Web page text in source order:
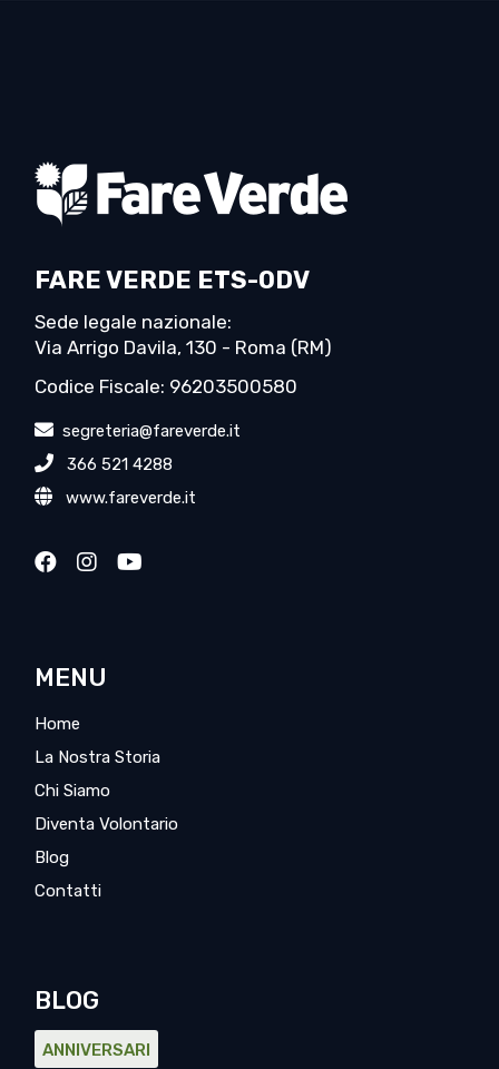
FARE VERDE ETS-ODV
Sede legale nazionale:
Via Arrigo Davila, 130 - Roma (RM)
Codice Fiscale: 96203500580
segreteria@fareverde.it
366 521 4288
www.fareverde.it
MENU
Home
La Nostra Storia
Chi Siamo
Diventa Volontario
Blog
Contatti
BLOG
ANNIVERSARI